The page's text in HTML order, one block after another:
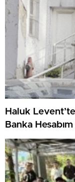
Haluk
Banka